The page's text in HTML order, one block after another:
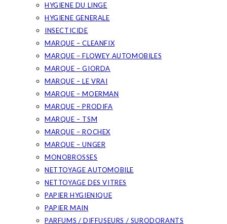
HYGIENE DU LINGE
HYGIENE GENERALE
INSECTICIDE
MARQUE – CLEANFIX
MARQUE – FLOWEY AUTOMOBILES
MARQUE – GIORDA
MARQUE – LE VRAI
MARQUE – MOERMAN
MARQUE – PRODIFA
MARQUE – TSM
MARQUE – ROCHEX
MARQUE – UNGER
MONOBROSSES
NETTOYAGE AUTOMOBILE
NETTOYAGE DES VITRES
PAPIER HYGIENIQUE
PAPIER MAIN
PARFUMS / DIFFUSEURS / SURODORANTS